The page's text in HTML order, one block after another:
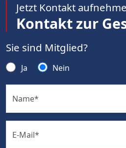
Jetzt Kontakt
Kontakt zur
Sie sind Mitglied?
Ja Nein
Name*
E-Mail*